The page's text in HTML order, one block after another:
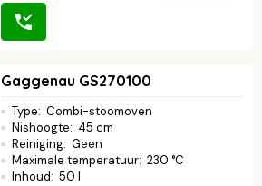
Gaggenau GS270100
Type: Combi-stoomoven
Nishoogte: 45 cm
Reiniging: Geen
Maximale temperatuur: 230 °C
Inhoud: 50 l